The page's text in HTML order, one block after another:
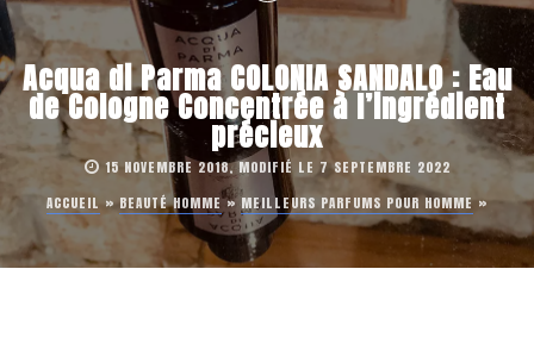
Acqua di Parma COLONIA SANDALO : Eau
de Cologne Concentrée à l’ingrédient
précieux
15 NOVEMBRE 2018, MODIFIÉ LE 7 SEPTEMBRE 2022
ACCUEIL»BEAUTÉ HOMME» MEILLEURS PARFUMS POUR HOMME»